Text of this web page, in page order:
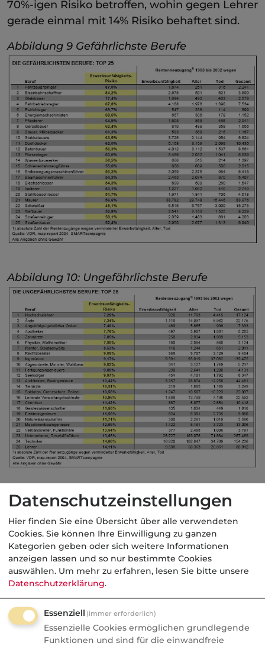
70%-igen Risiko betroffen, wohin gegen Lehrer
gerade einmal mit 14% Risiko behaftet sind.
Abbildung 9 Gefährlichste Berufe
Abbildung 10: Ungefährlichste Berufe
In solchen Fällen werden berufsabhängige
Versicherungsprämien kalkuliert, um dem
individuellen Berufsrisiko gerecht zu werden.
Viele Versicherungsgesellschaften arbeiten zur
Vereinfachung mit Berufsgruppen, in denen
bestimmte Berufs- und Risikoprofile
zusammengefasst sind. Exemplarisch anbei
eine mögliche Gruppierung:
Datenschutzeinstellungen
Hier finden Sie eine Übersicht über alle verwendeten
Cookies. Sie können Ihre Einwilligung zu ganzen
Kategorien geben oder sich weitere Informationen
anzeigen lassen und so nur bestimmte Cookies
auswählen. Um mehr zu erfahren, lesen Sie bitte unsere
Datenschutzerklärung.
Essenziell (immer erforderlich)
Essenzielle Cookies ermöglichen grundlegende
Funktionen und sind für die einwandfreie